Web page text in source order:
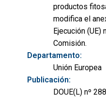
productos
modifica el
Ejecución
Comisión.
Departamento:
Unión Europea
Publicación:
DOUE(L) nº